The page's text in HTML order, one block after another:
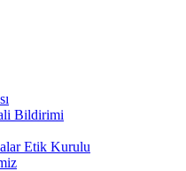
Bildirimi
Etik Kurulu